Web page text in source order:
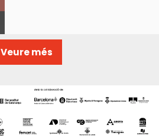
Veure més